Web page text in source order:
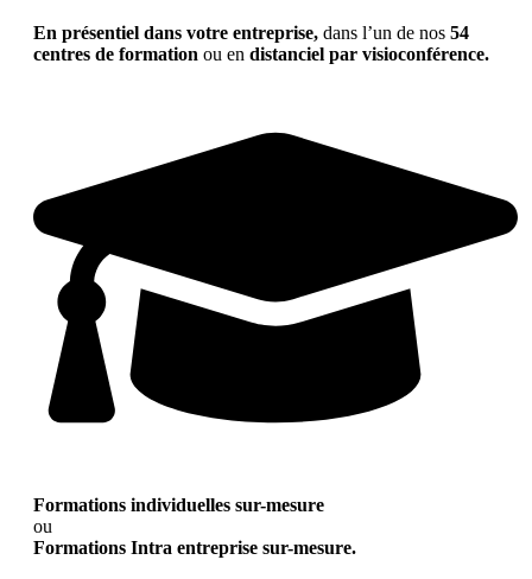
En présentiel dans votre entreprise, dans l’un de nos 54
centres de formation ou en distanciel par visioconférence.
Formations individuelles sur-mesure
ou
Formations Intra entreprise sur-mesure.